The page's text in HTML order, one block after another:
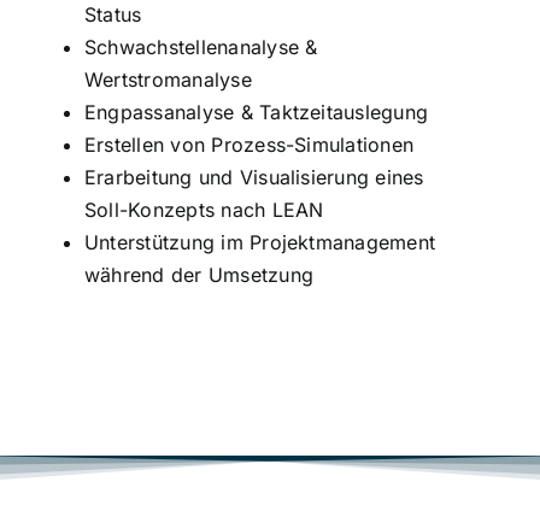
Status
Schwachstellenanalyse &
Wertstromanalyse
Engpassanalyse & Taktzeitauslegung
Erstellen von Prozess-Simulationen
Erarbeitung und Visualisierung eines
Soll-Konzepts nach LEAN
Unterstützung im Projektmanagement
während der Umsetzung